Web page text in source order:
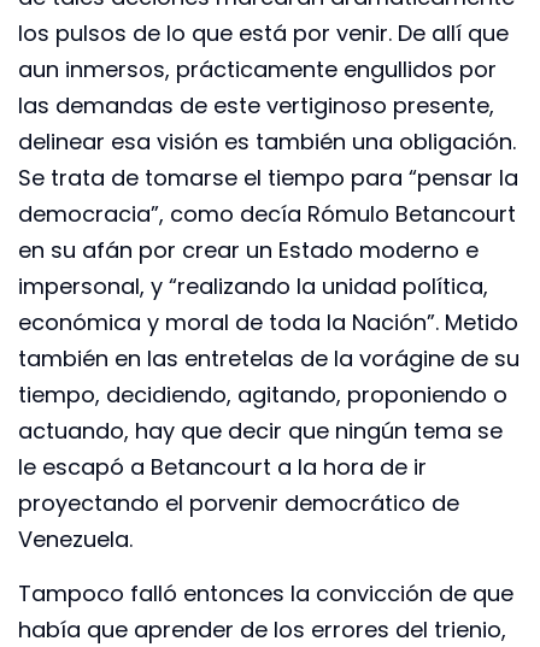
los pulsos de lo que está por venir. De allí que
aun inmersos, prácticamente engullidos por
las demandas de este vertiginoso presente,
delinear esa visión es también una obligación.
Se trata de tomarse el tiempo para “pensar la
democracia”, como decía Rómulo Betancourt
en su afán por crear un Estado moderno e
impersonal, y “realizando la unidad política,
económica y moral de toda la Nación”. Metido
también en las entretelas de la vorágine de su
tiempo, decidiendo, agitando, proponiendo o
actuando, hay que decir que ningún tema se
le escapó a Betancourt a la hora de ir
proyectando el porvenir democrático de
Venezuela.
Tampoco falló entonces la convicción de que
había que aprender de los errores del trienio,